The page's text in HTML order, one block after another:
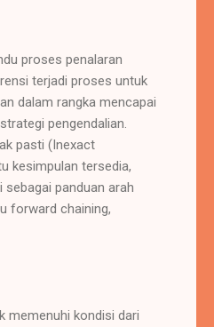
proses penalaran
terjadi proses untuk
dalam rangka mencapai
pengendalian.
pasti (Inexact
kesimpulan tersedia,
panduan arah
forward chaining,
memenuhi kondisi dari